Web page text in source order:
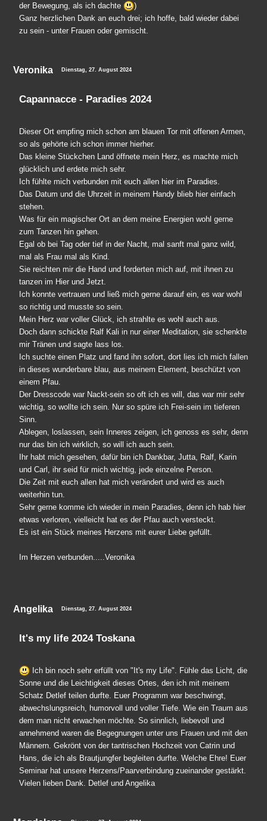
der Bewegung, als ich dachte
)
Ganz herzlichen Dank an euch drei; ich hoffe, bald wieder dabei
zu sein - unter Frauen oder gemischt.
Veronika Dienstag, 27. August 2024
Capannacce - Paradies 2024
Dieser Ort empfing mich schon am blauen Tor mit offenen Armen,
so als gehörte ich schon immer hierher.
Das kleine Stückchen Land öffnete mein Herz, es machte mich
glücklich und erdete mich sehr.
Ich fühlte mich verbunden mit euch allen hier im Paradies.
Das Datum und die Uhrzeit in meinem Handy blieb hier einfach
stehen.
Was für ein magischer Ort an dem meine Energien wohl gerne
zum Tanzen hin gehen.
Egal ob bei Tag oder tief in der Nacht, mal sanft mal ganz wild,
mal als Frau mal als Kind.
Sie reichten mir die Hand und forderten mich auf, mit ihnen zu
tanzen im Hier und Jetzt.
Ich konnte vertrauen und ließ mich gerne darauf ein, es war wohl
so richtig und musste so sein.
Mein Herz war voller Glück, ich strahlte es wohl auch aus.
Doch dann schickte Ralf Kali in nur einer Meditation, sie schenkte
mir Tränen und sagte lass los.
Ich suchte einen Platz und fand ihn sofort, dort lies ich mich fallen
in dieses wunderbare blau, aus meinem Element, beschützt von
einem Pfau.
Der Dresscode war Nackt-sein so oft ich es will, das war mir sehr
wichtig, so wollte ich sein. Nur so spüre ich Frei-sein im tieferen
Sinn.
Ablegen, loslassen, sein Inneres zeigen, ich genoss es sehr, denn
nur das bin ich wirklich, so will ich auch sein.
Ihr habt mich gesehen, dafür bin ich Dankbar, Jutta, Ralf, Karin
und Carl, ihr seid für mich wichtig, jede einzelne Person.
Die Zeit mit euch allen hat mich verändert und wird es auch
weiterhin tun.
Sehr gerne komme ich wieder in mein Paradies, denn ich hab hier
etwas verloren, vielleicht hat es der Pfau auch versteckt.
Es ist ein Stück meines Herzens mit eurer Liebe gefüllt.
Im Herzen verbunden.....Veronika
Angelika Dienstag, 27. August 2024
It's my life 2024 Toskana
Ich bin noch sehr erfüllt von "It's my Life". Fühle das Licht, die
Sonne und die Leichtigkeit dieses Ortes, den ich mit meinem
Schatz Detlef teilen durfte. Euer Programm war beschwingt,
abwechslungsreich, humorvoll und voller Tiefe. Wie ein Traum aus
dem man nicht erwachen möchte. So sinnlich, liebevoll und
annehmend waren die Begegnungen unter uns Frauen und mit den
Männern. Gekrönt von der tantrischen Hochzeit von Catrin und
Hans, die ich als Brautjungfer begleiten durfte. Welche Ehre! Euer
Seminar hat unsere Herzens/Paarverbindung zueinander gestärkt.
Vielen lieben Dank. Detlef und Angelika